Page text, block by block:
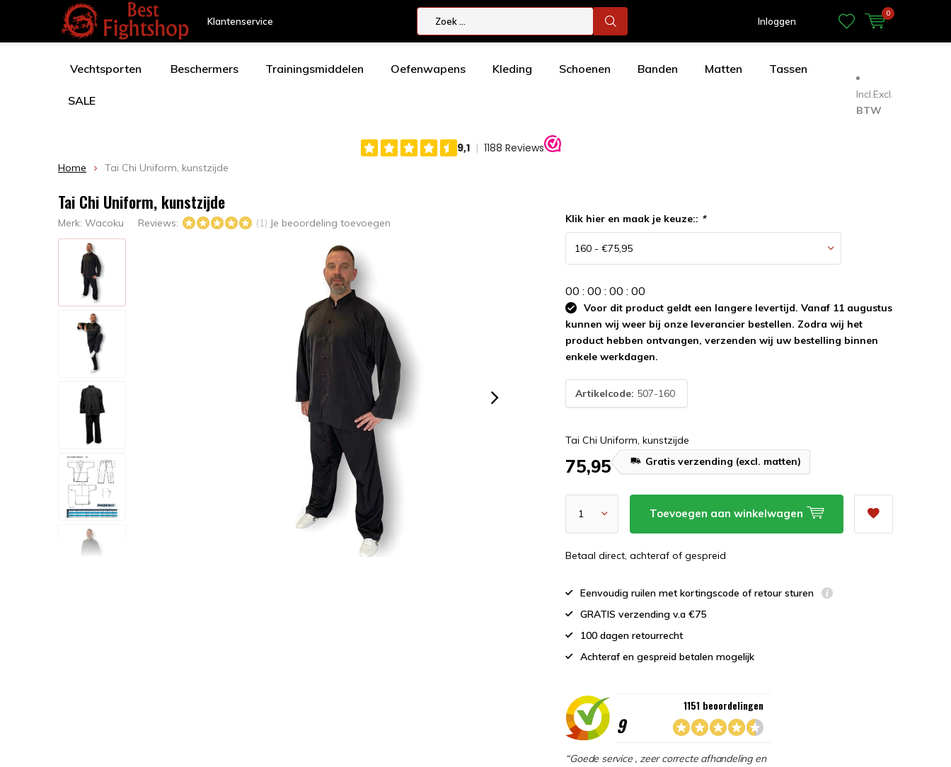
Klantenservice Inloggen
0
Vechtsporten Beschermers Trainingsmiddelen Oefenwapens Kleding Schoenen Banden Matten Tassen
SALE Incl.Excl.
BTW
Home Tai Chi Uniform, kunstzijde
Tai Chi Uniform, kunstzijde
Merk: Wacoku Reviews: (1) Je beoordeling toevoegen Klik hier en maak je keuze:: *
00 :00 :00 :00
Voor dit product geldt een langere levertijd. Vanaf 11 augustus
kunnen wij weer bij onze leverancier bestellen. Zodra wij het
product hebben ontvangen, verzenden wij uw bestelling binnen
enkele werkdagen.
Artikelcode: 507-160
Tai Chi Uniform, kunstzijde
75,95 Gratis verzending (excl. matten)
Toevoegen aan winkelwagen
Betaal direct, achteraf of gespreid
Eenvoudig ruilen met kortingscode of retour sturen
GRATIS verzending v.a €75
100 dagen retourrecht
Achteraf en gespreid betalen mogelijk
9
1151 beoordelingen
“Goede service , zeer correcte afhandeling en